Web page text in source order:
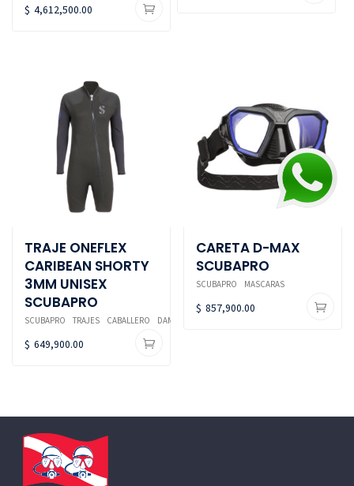
$ 4,612,500.00
TRAJE ONEFLEX
CARIBEAN SHORTY
3MM UNISEX
SCUBAPRO
SCUBAPRO TRAJES CABALLERO DAMA
$ 649,900.00
CARETA D-MAX
SCUBAPRO
SCUBAPRO MASCARAS
$ 857,900.00